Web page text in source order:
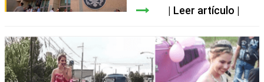
Leer artículo